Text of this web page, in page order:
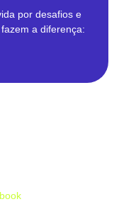
por desafios e
a diferença: